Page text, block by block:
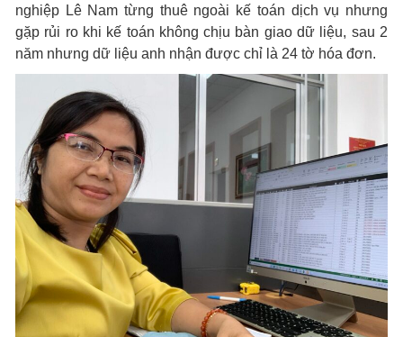
nghiệp Lê Nam từng thuê ngoài kế toán dịch vụ nhưng
gặp rủi ro khi kế toán không chịu bàn giao dữ liệu, sau 2
năm nhưng dữ liệu anh nhận được chỉ là 24 tờ hóa đơn.